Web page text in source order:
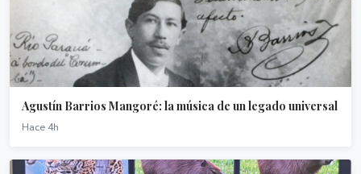
Agustín Barrios Mangoré: la música de un legado universal
Hace 4h